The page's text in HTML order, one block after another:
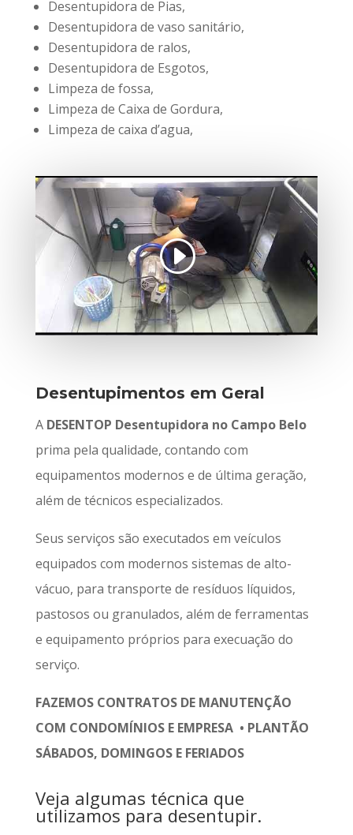
Desentupidora de Pias,
Desentupidora de vaso sanitário,
Desentupidora de ralos,
Desentupidora de Esgotos,
Limpeza de fossa,
Limpeza de Caixa de Gordura,
Limpeza de caixa d’agua,
Desentupimentos em Geral
A DESENTOP Desentupidora no Campo Belo
prima pela qualidade, contando com
equipamentos modernos e de última geração,
além de técnicos especializados.
Seus serviços são executados em veículos
equipados com modernos sistemas de alto-
vácuo, para transporte de resíduos líquidos,
pastosos ou granulados, além de ferramentas
e equipamento próprios para execuação do
serviço.
FAZEMOS CONTRATOS DE MANUTENÇÃO
COM CONDOMÍNIOS E EMPRESA • PLANTÃO
SÁBADOS, DOMINGOS E FERIADOS
Veja algumas técnica que
utilizamos para desentupir.